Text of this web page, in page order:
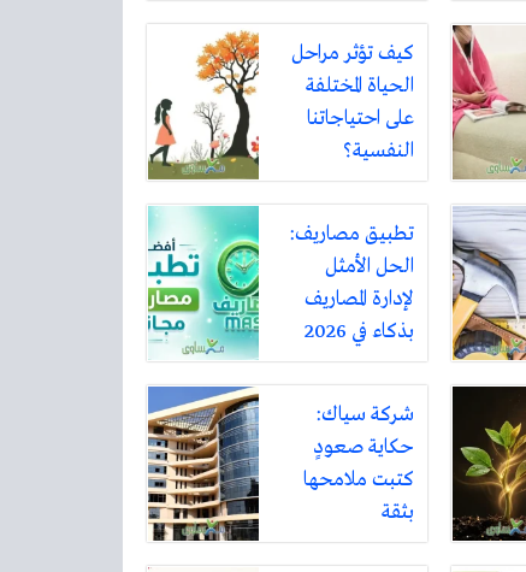
كيف تؤثر مراحل
الحياة المختلفة
على احتياجاتنا
النفسية؟
تطبيق مصاريف:
الحل الأمثل
لإدارة المصاريف
بذكاء في 2026
شركة سياك:
حكاية صعودٍ
كتبت ملامحها
بثقة